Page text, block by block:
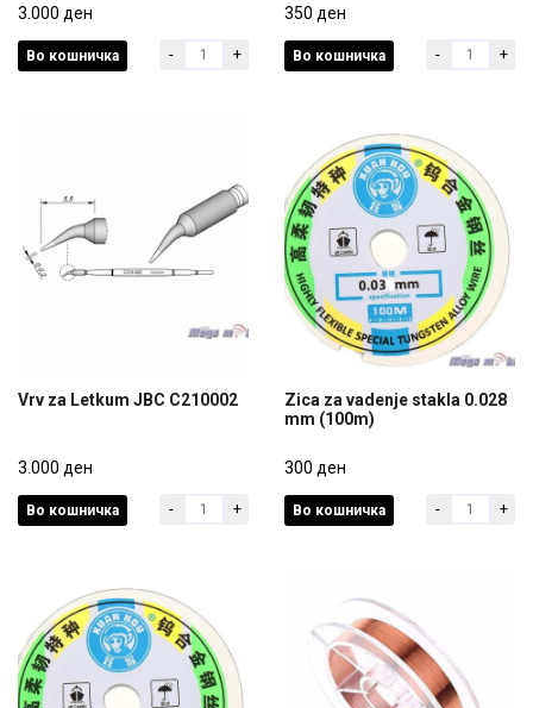
3.000 ден
3.000 ден
Во кошничка - + 350 ден
350 ден
Во кошничка - +
3.000 ден
Vrv za Letkum JBC C210002
3.000 ден
Во кошничка - +
mm (100m)
300 ден
Zica za vadenje stakla 0.028
mm (100m)
300 ден
Во кошничка - +